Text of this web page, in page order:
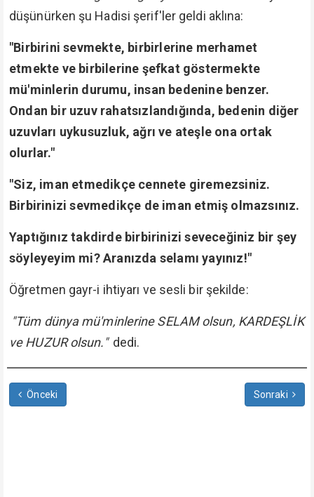
düşünürken şu Hadisi şerif'ler geldi aklına:
"Birbirini sevmekte, birbirlerine merhamet
etmekte ve birbilerine şefkat göstermekte
mü'minlerin durumu, insan bedenine benzer.
Ondan bir uzuv rahatsızlandığında, bedenin diğer
uzuvları uykusuzluk, ağrı ve ateşle ona ortak
olurlar."
"Siz, iman etmedikçe cennete giremezsiniz.
Birbirinizi sevmedikçe de iman etmiş olmazsınız.
Yaptığınız takdirde birbirinizi seveceğiniz bir şey
söyleyeyim mi? Aranızda selamı yayınız!"
Öğretmen gayr-i ihtiyarı ve sesli bir şekilde:
"Tüm dünya mü'minlerine SELAM olsun, KARDEŞLİK
ve HUZUR olsun." dedi.
Önceki Sonraki